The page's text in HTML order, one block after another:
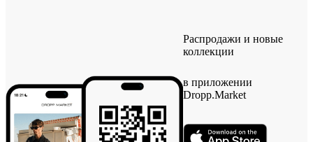
Распродажи и новые
коллекции
в приложении
Dropp.Market